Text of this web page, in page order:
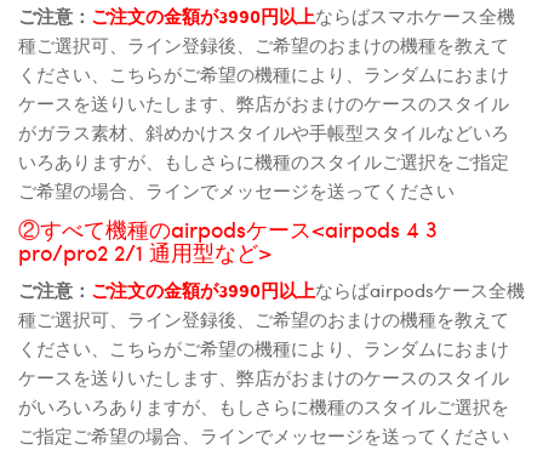
ご注意： ご注文の金額が3990円以上ならばスマホケース全機
種ご選択可、ライン登録後、ご希望のおまけの機種を教えて
ください、こちらがご希望の機種により、ランダムにおまけ
ケースを送りいたします、弊店がおまけのケースのスタイル
がガラス素材、斜めかけスタイルや手帳型スタイルなどいろ
いろありますが、もしさらに機種のスタイルご選択をご指定
ご希望の場合、ラインでメッセージを送ってください
②すべて機種のairpodsケース<airpods 4 3
pro/pro2 2/1 通用型など>
ご注意： ご注文の金額が3990円以上ならばairpodsケース全機
種ご選択可、ライン登録後、ご希望のおまけの機種を教えて
ください、こちらがご希望の機種により、ランダムにおまけ
ケースを送りいたします、弊店がおまけのケースのスタイル
がいろいろありますが、もしさらに機種のスタイルご選択を
ご指定ご希望の場合、ラインでメッセージを送ってください